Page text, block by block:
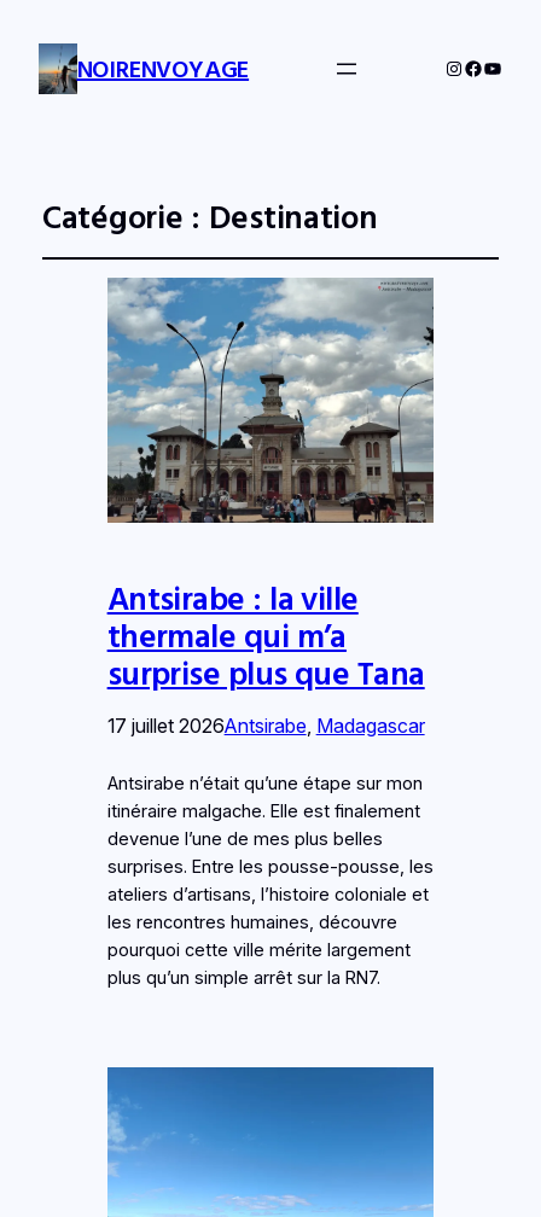
NOIRENVOYAGE Instagram
Catégorie : Destination
Antsirabe : la ville
thermale qui m’a
surprise plus que Tana
17 juillet 2026Antsirabe, Madagascar
Antsirabe n’était qu’une étape sur mon
itinéraire malgache. Elle est finalement
devenue l’une de mes plus belles
surprises. Entre les pousse-pousse, les
ateliers d’artisans, l’histoire coloniale et
les rencontres humaines, découvre
pourquoi cette ville mérite largement
plus qu’un simple arrêt sur la RN7.